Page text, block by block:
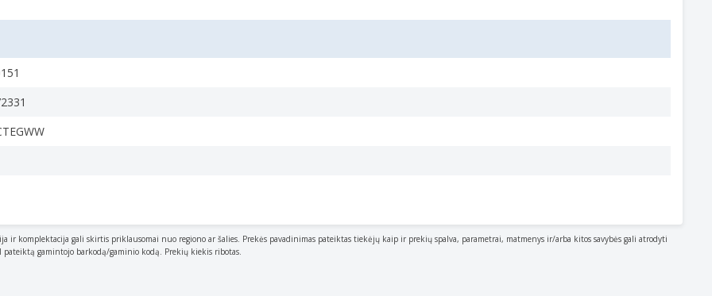
side.
komplektacija gali skirtis priklausomai nuo regiono ar šalies. Prekės pavadinimas pateiktas tiekėjų kaip ir prekių spalva, parametrai, matmenys ir/arba kitos savybės gali atrodyti
gamintojo barkodą/gaminio kodą. Prekių kiekis ribotas.